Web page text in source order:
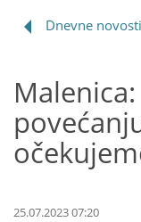
Dnevne novosti
25.07.2023 07:20